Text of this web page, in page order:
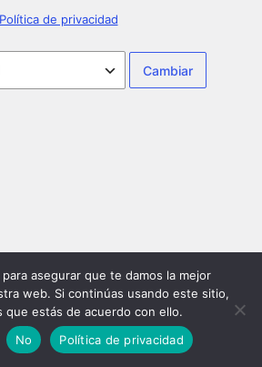
Política de privacidad
asegurar que te damos la mejor
web. Si continúas usando este sitio,
que estás de acuerdo con ello.
No Política de privacidad